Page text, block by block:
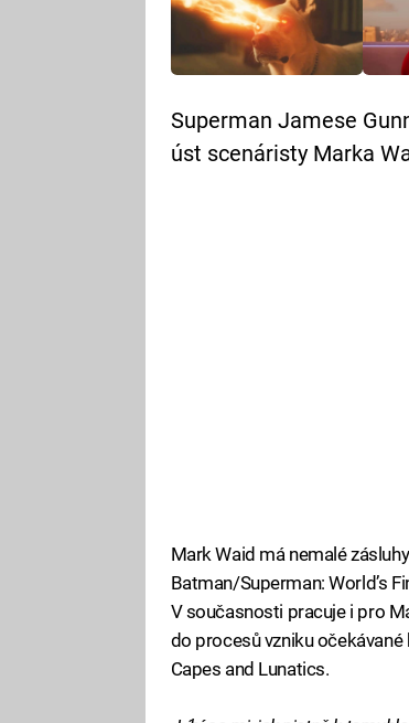
Superman Jamese
úst scenáristy Marka
Mark Waid má nemalé
Batman/Superman: World’s
V současnosti pracuje i pro
do procesů vzniku
Capes and Lunatics.